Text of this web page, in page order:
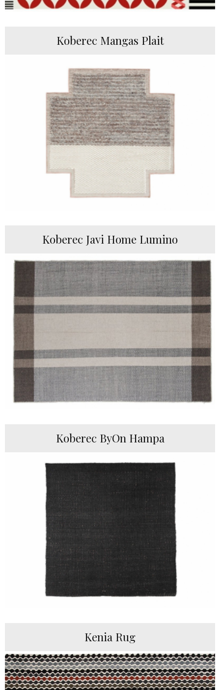
Koberec Mangas Plait
Koberec Javi Home Lumino
Koberec ByOn Hampa
Kenia Rug